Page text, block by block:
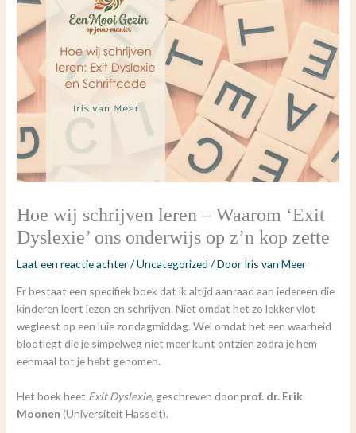
Hoe wij schrijven leren – Waarom ‘Exit
Dyslexie’ ons onderwijs op z’n kop zette
Laat een reactie achter/Uncategorized / Door Iris van Meer
Er bestaat een specifiek boek dat ik altijd aanraad aan iedereen die
kinderen leert lezen en schrijven. Niet omdat het zo lekker vlot
wegleest op een luie zondagmiddag. Wel omdat het een waarheid
blootlegt die je simpelweg niet meer kunt ontzien zodra je hem
eenmaal tot je hebt genomen.
Het boek heet Exit Dyslexie, geschreven door prof. dr. Erik
Moonen (Universiteit Hasselt).